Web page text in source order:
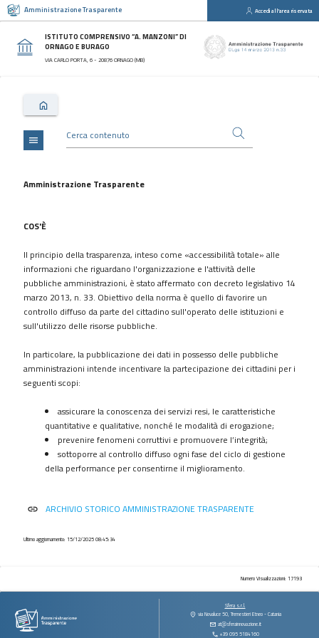
Amministrazione Trasparente Accedi all'area riservata
ISTITUTO COMPRENSIVO “A. MANZONI” DI
ORNAGO E BURAGO
VIA CARLO PORTA, 6 - 20876 ORNAGO (MB)
Sezioni
Disposizioni
Generali
Consulenti
collaboratori
Bandi
Performance
Enti
controllati
Attività
e
procedimenti
Controlli
sulle
contratti
contributi
vantaggi
immobili
e
menu
Amministrazione Trasparente
COS'È
Il principio della trasparenza, inteso come «accessibilità totale» alle
informazioni che riguardano l'organizzazione e l'attività delle
pubbliche amministrazioni, è stato affermato con decreto legislativo 14
marzo 2013, n. 33. Obiettivo della norma è quello di favorire un
controllo diffuso da parte del cittadino sull'operato delle istituzioni e
sull'utilizzo delle risorse pubbliche.
In particolare, la pubblicazione dei dati in possesso delle pubbliche
amministrazioni intende incentivare la partecipazione dei cittadini per i
seguenti scopi:
assicurare la conoscenza dei servizi resi, le caratteristiche
quantitative e qualitative, nonché le modalità di erogazione;
prevenire fenomeni corruttivi e promuovere l’integrità;
sottoporre al controllo diffuso ogni fase del ciclo di gestione
della performance per consentirne il miglioramento.
link ARCHIVIO STORICO AMMINISTRAZIONE TRASPARENTE
Ultimo aggiornamento: 15/12/2025 08:45:34
Numero Visualizzazioni: 17193
Sfera s.r.l.
via Novaluce 50, Tremestieri Etneo - Catania
at@sferainnovazione.it
+39 095 5184160